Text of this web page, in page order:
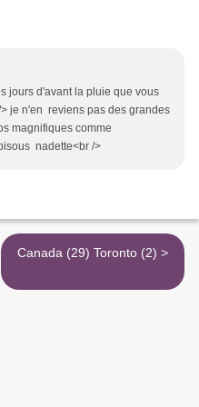
jours d'avant la pluie que vous
je n'en reviens pas des grandes
magnifiques comme
nadette<br />
Canada (29) Toronto (2) >